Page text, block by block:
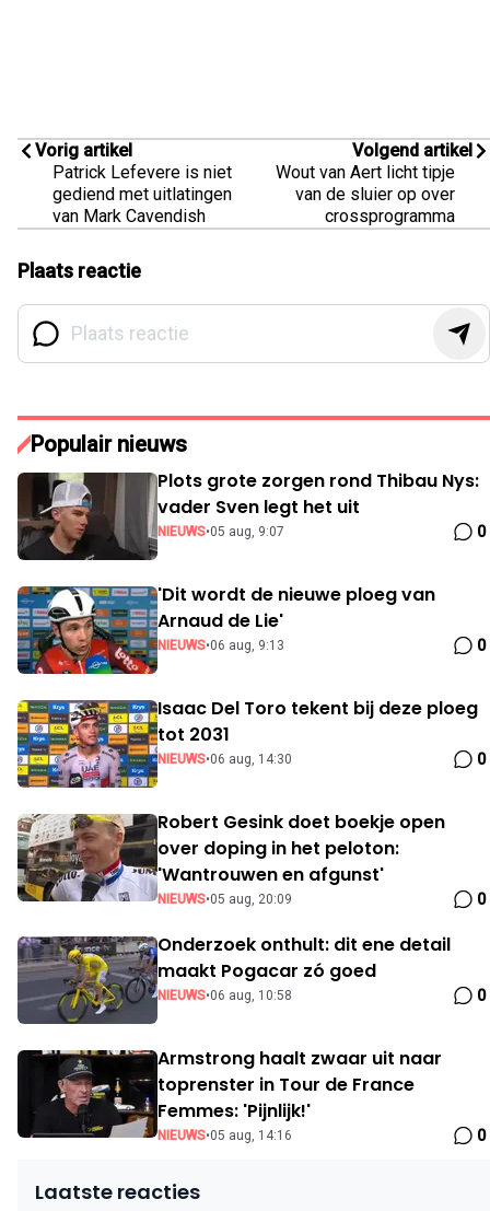
Vorig artikel
Patrick Lefevere is niet
gediend met uitlatingen
van Mark Cavendish
Volgend artikel
Wout van Aert licht tipje
van de sluier op over
crossprogramma
Plaats reactie
Populair nieuws
Plots grote zorgen rond Thibau Nys:
vader Sven legt het uit
NIEUWS•05 aug, 9:07 0
'Dit wordt de nieuwe ploeg van
Arnaud de Lie'
NIEUWS•06 aug, 9:13 0
Isaac Del Toro tekent bij deze ploeg
tot 2031
NIEUWS•06 aug, 14:30 0
Robert Gesink doet boekje open
over doping in het peloton:
'Wantrouwen en afgunst'
NIEUWS•05 aug, 20:09 0
Onderzoek onthult: dit ene detail
maakt Pogacar zó goed
NIEUWS•06 aug, 10:58 0
Armstrong haalt zwaar uit naar
toprenster in Tour de France
Femmes: 'Pijnlijk!'
NIEUWS•05 aug, 14:16 0
Laatste reacties